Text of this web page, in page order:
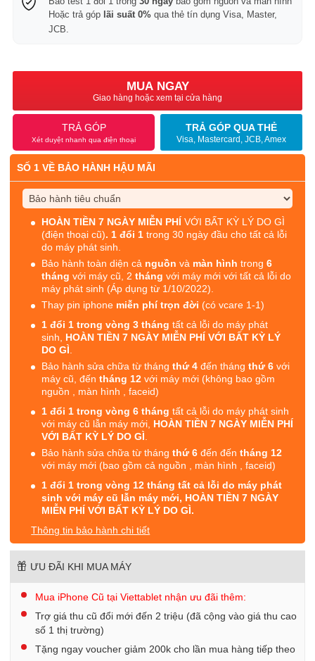
Hoặc trả góp lãi suất 0% qua thẻ tín dụng Visa, Master,
JCB.
MUA NGAY
Giao hàng hoặc xem tại cửa hàng
TRẢ GÓP
Xét duyệt nhanh qua điện thoại
TRẢ GÓP QUA THẺ
Visa, Mastercard, JCB, Amex
SỐ 1 VỀ BẢO HÀNH HẬU MÃI
HOÀN TIỀN 7 NGÀY MIỄN PHÍ VỚI BẤT KỲ LÝ DO GÌ
(điện thoại cũ). 1 đổi 1 trong 30 ngày đầu cho tất cả lỗi
do máy phát sinh.
Bảo hành toàn diện cả nguồn và màn hình trong6
tháng với máy cũ, 2 tháng với máy mới với tất cả lỗi do
máy phát sinh (Áp dụng từ 1/10/2022).
Thay pin iphone miễn phí trọn đời (có vcare 1-1)
1 đổi 1 trong vòng 3 thángtất cả lỗi do máy phát
sinh, HOÀN TIỀN 7 NGÀY MIỄN PHÍ VỚI BẤT KỲ LÝ
DO GÌ
Bảo hành sửa chữa từ thángthứ 4 đến thángthứ 6 với
máy cũ, đếntháng 12 với máy mới (không bao gồm
nguồn , màn hình , faceid)
1 đổi 1 trong vòng 6 tháng tất cả lỗi do máy phát sinh
với máy cũ lẫn máy mới, HOÀN TIỀN 7 NGÀY MIỄN PHÍ
VỚI BẤT KỲ LÝ DO GÌ
Bảo hành sửa chữa từ thángthứ 6 đến đếntháng 12
với máy mới (bao gồm cả nguồn , màn hình , faceid)
1 đổi 1 trong vòng 12 tháng tất cả lỗi do máy phát
sinh với máy cũ lẫn máy mới, HOÀN TIỀN 7 NGÀY
MIỄN PHÍ VỚI BẤT KỲ LÝ DO GÌ.
Thông tin bảo hành chi tiết
ƯU ĐÃI KHI MUA MÁY
Mua iPhone Cũ tại Viettablet nhận ưu đãi thêm:
Trợ giá thu cũ đổi mới đến 2 triệu (đã cộng vào giá thu cao
số 1 thị trường)
Tặng ngay voucher giảm 200k cho lần mua hàng tiếp theo